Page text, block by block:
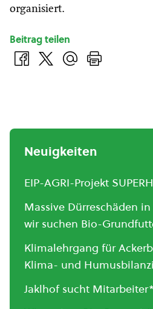
organisiert.
Beitrag teilen
Neuigkeiten
EIP-AGRI-Projekt
Massive Dürreschäden
wir suchen Bio-
Klimalehrgang für
Klima- und
Jaklhof sucht